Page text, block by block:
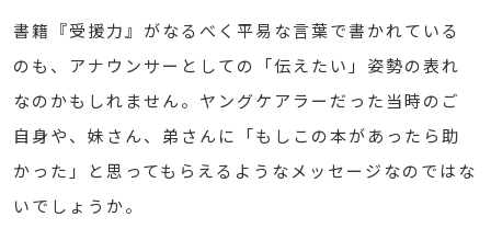
書籍『受援力』がなるべく平易な言葉で書かれている
のも、アナウンサーとしての「伝えたい」姿勢の表れ
なのかもしれません。ヤングケアラーだった当時のご
自身や、妹さん、弟さんに「もしこの本があったら助
かった」と思ってもらえるようなメッセージなのではな
いでしょうか。